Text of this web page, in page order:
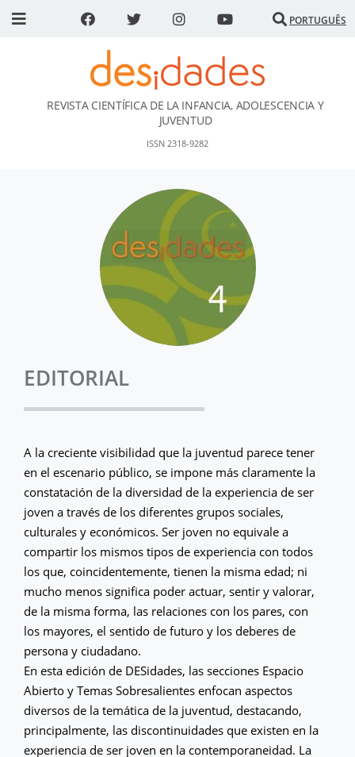
PORTUGUÊS
DESidades
REVISTA CIENTÍFICA DE LA INFANCIA, ADOLESCENCIA Y
JUVENTUD
ISSN 2318-9282
EDITORIAL
A la creciente visibilidad que la juventud parece tener
en el escenario público, se impone más claramente la
constatación de la diversidad de la experiencia de ser
joven a través de los diferentes grupos sociales,
culturales y económicos. Ser joven no equivale a
compartir los mismos tipos de experiencia con todos
los que, coincidentemente, tienen la misma edad; ni
mucho menos significa poder actuar, sentir y valorar,
de la misma forma, las relaciones con los pares, con
los mayores, el sentido de futuro y los deberes de
persona y ciudadano.
En esta edición de DESidades, las secciones Espacio
Abierto y Temas Sobresalientes enfocan aspectos
diversos de la temática de la juventud, destacando,
principalmente, las discontinuidades que existen en la
experiencia de ser joven en la contemporaneidad. La